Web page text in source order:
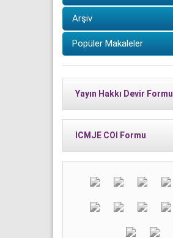
Arşiv
Popüler Makaleler
Yayın Hakkı Devir Formu
ICMJE COI Formu